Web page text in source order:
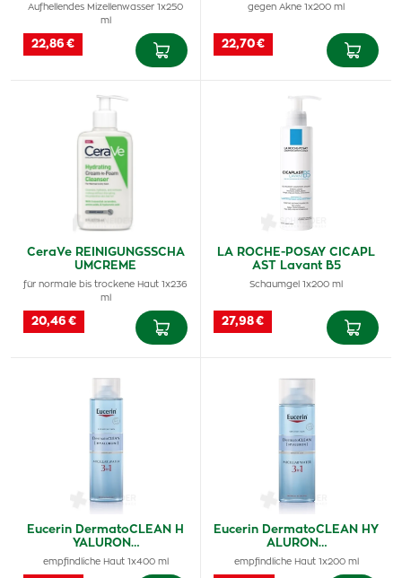
Aufhellendes Mizellenwasser 1x250
ml
22,86 €
gegen Akne 1x200 ml
22,70 €
CeraVe REINIGUNGSSCHA
UMCREME
für normale bis trockene Haut 1x236
ml
20,46 €
LA ROCHE-POSAY CICAPL
AST Lavant B5
Schaumgel 1x200 ml
27,98 €
Eucerin DermatoCLEAN H
YALURON…
empfindliche Haut 1x400 ml
Eucerin DermatoCLEAN HY
ALURON…
empfindliche Haut 1x200 ml